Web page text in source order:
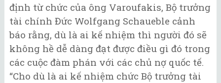
định từ chức của ông Varoufakis, Bộ trưởng
tài chính Đức Wolfgang Schaueble cảnh
báo rằng, dù là ai kế nhiệm thì người đó sẽ
không hề dễ dàng đạt được điều gì đó trong
các cuộc đàm phán với các chủ nợ quốc tế.
“Cho dù là ai kế nhiệm chức Bộ trưởng tài